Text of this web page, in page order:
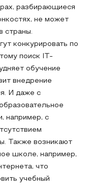
разбирающиеся
не может
страны.
конкурировать по
поиск IT-
обучение
внедрение
И даже с
например, с
Также возникают
школе, например,
что
учебный